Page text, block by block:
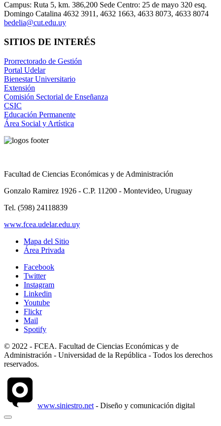
Campus: Ruta 5, km. 386,200 Sede Centro: 25 de mayo 320 esq.
Domingo Catalina 4632 3911, 4632 1663, 4633 8073, 4633 8074
bedelia@cut.edu.uy
SITIOS DE INTERÉS
Prorrectorado de Gestión
Portal Udelar
Bienestar Universitario
Extensión
Comisión Sectorial de Enseñanza
CSIC
Educación Permanente
Área Social y Artística
Facultad de Ciencias Económicas y de Administración
Gonzalo Ramirez 1926 - C.P. 11200 - Montevideo, Uruguay
Tel. (598) 24118839
www.fcea.udelar.edu.uy
Mapa del Sitio
Área Privada
Facebook
Twitter
Instagram
Linkedin
Youtube
Flickr
Mail
Spotify
© 2022 - FCEA. Facultad de Ciencias Económicas y de
Administración - Universidad de la República - Todos los derechos
reservados.
www.siniestro.net - Diseño y comunicación digital